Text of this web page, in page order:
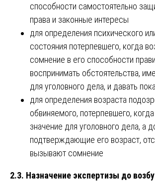
способности самостоятельно
права и законные интересы
для определения психического
состояния потерпевшего, когда
сомнение в его способности
воспринимать обстоятельства,
для уголовного дела, и давать
для определения возраста
обвиняемого, потерпевшего,
значение для уголовного дела, а
подтверждающие его возраст,
вызывают сомнение
2.3. Назначение экспертизы до